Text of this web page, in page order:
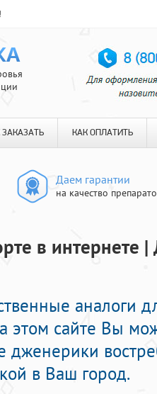
ЗАКАЗАТЬ КАК ОПЛАТИТЬ
Даем гарантии
на качество
в интернете
аналоги
этом сайте Вы
в Ваш город.